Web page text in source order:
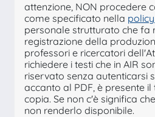
attenzione, NON procedere
come specificato nella
personale strutturato che fa
registrazione della
professori e ricercatori
richiedere i testi che in AIR
riservato senza autenticarsi
accanto al PDF, è presente il
copia. Se non c'è significa
non renderlo disponibile.